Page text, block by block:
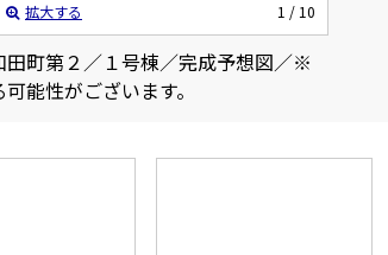
拡大する 1 / 10
町第２／１号棟／完成予想図／※
能性がございます。